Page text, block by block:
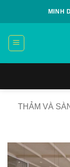
MINH
THẢM VÀ